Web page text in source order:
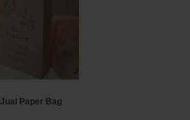
Jual Paper Bag